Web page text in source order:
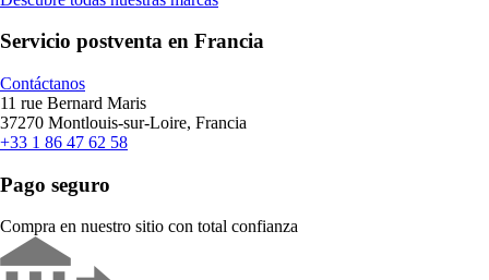
Servicio postventa en Francia
Contáctanos
11 rue Bernard Maris
37270 Montlouis-sur-Loire, Francia
+33 1 86 47 62 58
Pago seguro
Compra en nuestro sitio con total confianza